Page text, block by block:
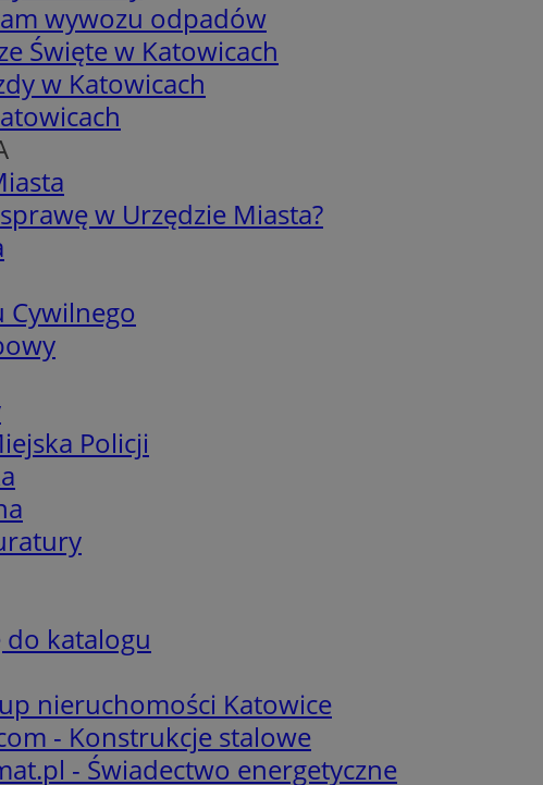
wywozu odpadów
Święte w Katowicach
w Katowicach
sprawę w Urzędzie Miasta?
Cywilnego
Policji
katalogu
nieruchomości Katowice
- Konstrukcje stalowe
- Świadectwo energetyczne